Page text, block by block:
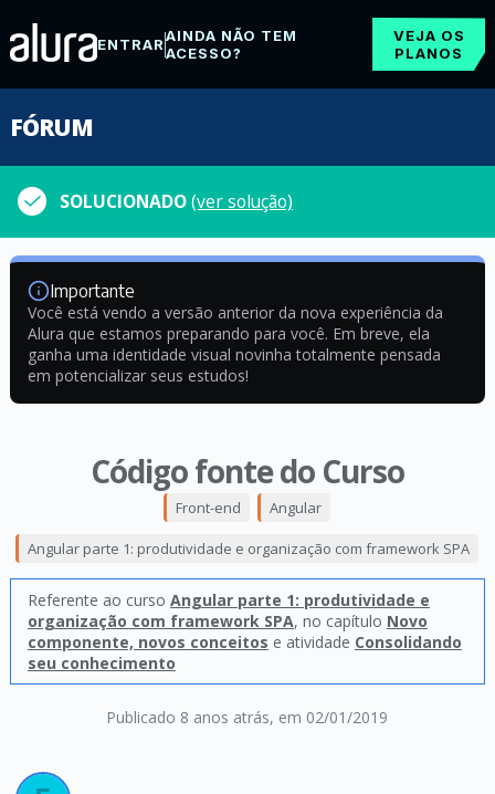
ENTRARAINDA NÃO TEM
ACESSO?
VEJA OS
PLANOS
FÓRUM
SOLUCIONADO(ver solução)
Importante
Você está vendo a versão anterior da nova experiência da
Alura que estamos preparando para você. Em breve, ela
ganha uma identidade visual novinha totalmente pensada
em potencializar seus estudos!
Código fonte do Curso
Publicado 8 anos atrás, em 02/01/2019
Front-end Angular
Angular parte 1: produtividade e organização com framework SPA
Referente ao curso Angular parte 1: produtividade e
organização com framework SPA, no capítulo Novo
componente, novos conceitos e atividade Consolidando
seu conhecimento